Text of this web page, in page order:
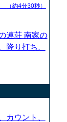
（約4分30秒）
連荘 南家の
降り打ち、
カウント、